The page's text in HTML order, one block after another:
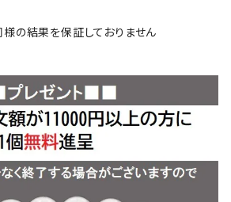
の結果を保証しておりません